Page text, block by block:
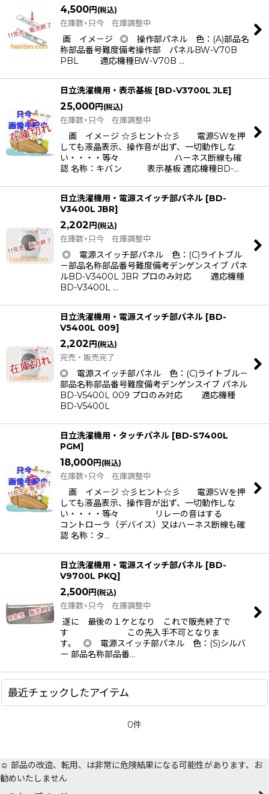
4,500円 (税込)
在庫数×只今 在庫調整中
画 イメ－ジ ◎ 操作部パネル 色：(A)部品名
称部品番号難度備考操作部 パネルBW-V70B
PBL 適応機種BW-V70B …
日立洗濯機用・表示基板 [BD-V3700L JLE]
25,000円 (税込)
在庫数×只今 在庫調整中
画 イメ－ジ ☆彡ヒント☆彡 電源SWを押
しても液晶表示、操作音が出ず、一切動作しな
い・・・・等々 ハーネス断線も確
認 名称：キバン 表示基板 適応機種BD-…
日立洗濯機用・電源スイッチ部パネル [BD-
V3400L JBR]
2,202円 (税込)
在庫数×只今 在庫調整中
◎ 電源スイッチ部パネル 色：(C)ライトブル
－部品名称部品番号難度備考デンゲンスイブ パネ
ルBD-V3400L JBR プロのみ対応 適応機種
BD-V3400L …
日立洗濯機用・電源スイッチ部パネル [BD-
V5400L 009]
2,202円 (税込)
完売・販売完了
◎ 電源スイッチ部パネル 色：(C)ライトブル－
部品名称部品番号難度備考デンゲンスイブ パネル
BD-V5400L 009 プロのみ対応 適応機種
BD-V5400L
日立洗濯機用・タッチパネル [BD-S7400L
PGM]
18,000円 (税込)
在庫数×只今 在庫調整中
画 イメ－ジ ☆彡ヒント☆彡 電源SWを押
しても液晶表示、操作音が出ず、一切動作しな
い・・・・等々 リレーの音はする
コントローラ（デバイス）又はハーネス断線も確
認 名称：タ…
日立洗濯機用・電源スイッチ部パネル [BD-
V9700L PKQ]
2,500円 (税込)
在庫数×只今 在庫調整中
遂に 最後の１ケとなり これで販売終了で
す この先入手不可となりま
す。 ◎ 電源スイッチ部パネル 色：(S)シルバ
ー 部品名称部品番…
最近チェックしたアイテム
0件
☺️ 部品の改造、転用、は非常に危険結果になる可能性があります、お
勧めいたしません